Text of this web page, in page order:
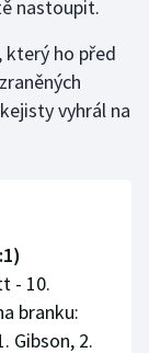
nastoupit.
který ho před
vyhrál na
- 10.
branku:
Gibson, 2.